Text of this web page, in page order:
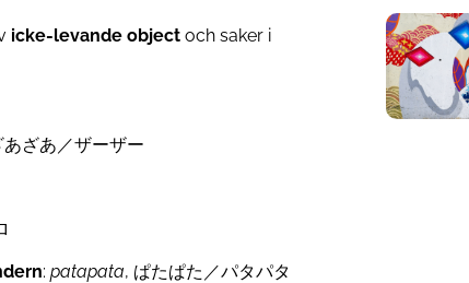
icke-levande object och saker i
あざあ／ザーザー
:patapata, ぱたぱた／パタパタ